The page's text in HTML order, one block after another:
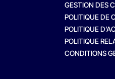
GESTION DES
POLITIQUE DE
POLITIQUE
POLITIQUE
CONDITIONS